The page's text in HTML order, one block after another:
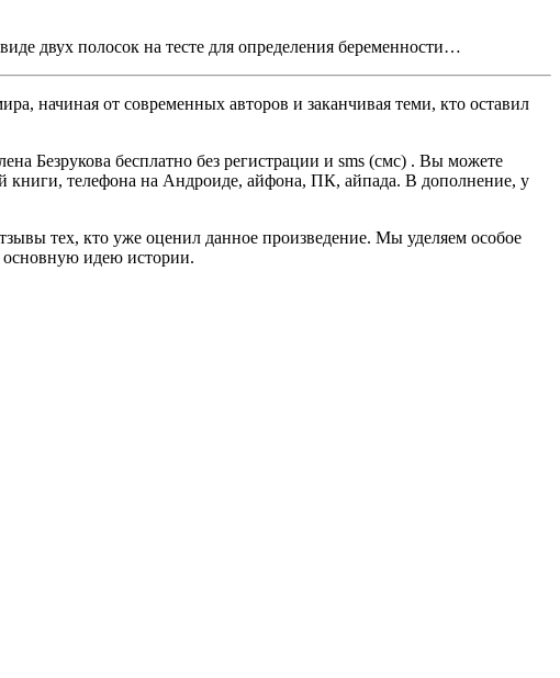
двух полосок на тесте для определения беременности…
начиная от современных авторов и заканчивая теми, кто оставил
Безрукова бесплатно без регистрации и sms (смс) . Вы можете
книги, телефона на Андроиде, айфона, ПК, айпада. В дополнение, у
тех, кто уже оценил данное произведение. Мы уделяем особое
основную идею истории.